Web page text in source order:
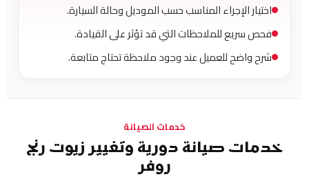
اختيار الإجراء المناسب حسب الموديل وحالة السيارة.
فحص سريع للملاحظات التي قد تؤثر على القيادة.
شرح واضح للعميل عند وجود ملاحظة تحتاج متابعة.
خدمات الصيانة
خدمات صيانة دورية وتغيير زيوت رنج
روفر